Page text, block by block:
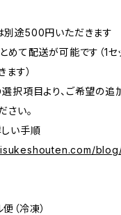
途500円いただきます
めて配送が可能です（1
す）
選択項目より、ご希望の
さい。
い手順
（冷凍）